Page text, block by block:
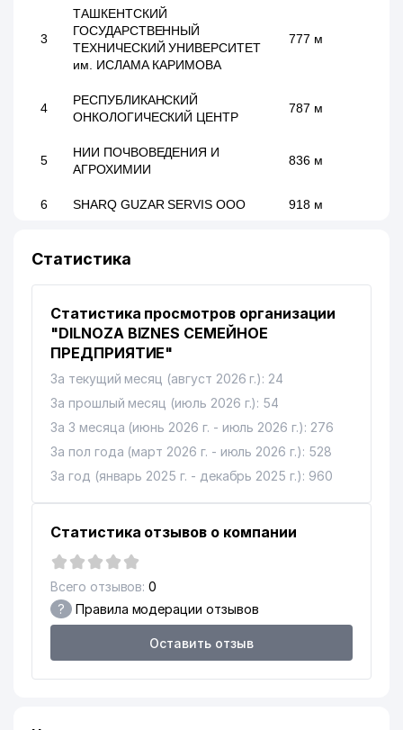
3
ТАШКЕНТСКИЙ
ГОСУДАРСТВЕННЫЙ
ТЕХНИЧЕСКИЙ УНИВЕРСИТЕТ
им. ИСЛАМА КАРИМОВА
777 м
4
РЕСПУБЛИКАНСКИЙ
ОНКОЛОГИЧЕСКИЙ ЦЕНТР
787 м
5
НИИ ПОЧВОВЕДЕНИЯ И
АГРОХИМИИ
836 м
6 SHARQ GUZAR SERVIS ООО 918 м
Статистика
Статистика просмотров организации
"DILNOZA BIZNES СЕМЕЙНОЕ
ПРЕДПРИЯТИЕ"
За текущий месяц (август 2026 г.): 24
За прошлый месяц (июль 2026 г.): 54
За 3 месяца (июнь 2026 г. - июль 2026 г.): 276
За пол года (март 2026 г. - июль 2026 г.): 528
За год (январь 2025 г. - декабрь 2025 г.): 960
Статистика отзывов о компании
Всего отзывов: 0
? Правила модерации отзывов
Оставить отзыв